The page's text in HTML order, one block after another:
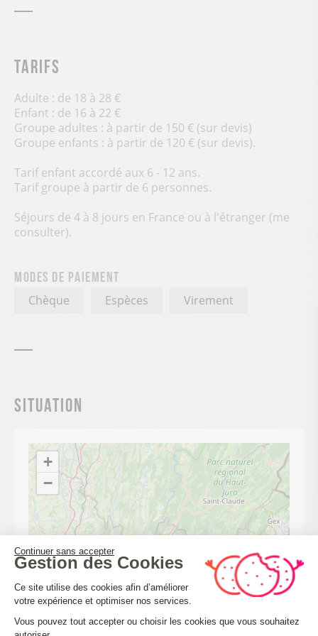
Tarifs
Adulte : de 18 à 28 €
Enfant : de 16 à 22 €
Groupe adultes : à partir de 150 € (sur devis)
Groupe enfants : à partir de 120 € (sur devis).
Tarif enfant accordé aux 6 - 12 ans.
Tarif groupe à partir de 6 personnes.
Séjours de 4 à 8 jours en France ou à l'étranger (me
consulter).
Modes de paiement
Chèque Espèces Virement
Situation
+
−
Continuer sans accepter
Gestion des Cookies
Plateforme de Gestion du
Ce site utilise des cookies afin d’améliorer
votre expérience et optimiser nos services.
Vous pouvez tout accepter ou choisir les cookies que vous souhaitez